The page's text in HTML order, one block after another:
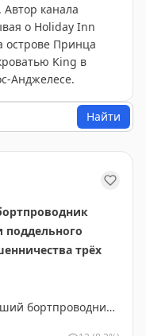
канала
о Holiday Inn
острове Принца
King в
Анджелесе.
Найти
поддельного
трёх
бортпроводник,